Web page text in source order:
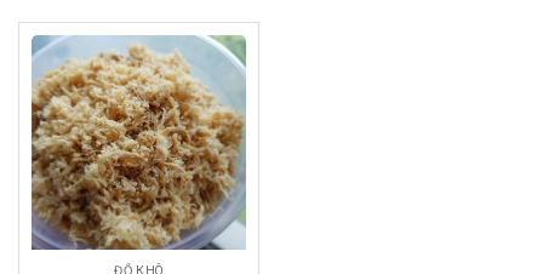
ĐỒ KHÔ